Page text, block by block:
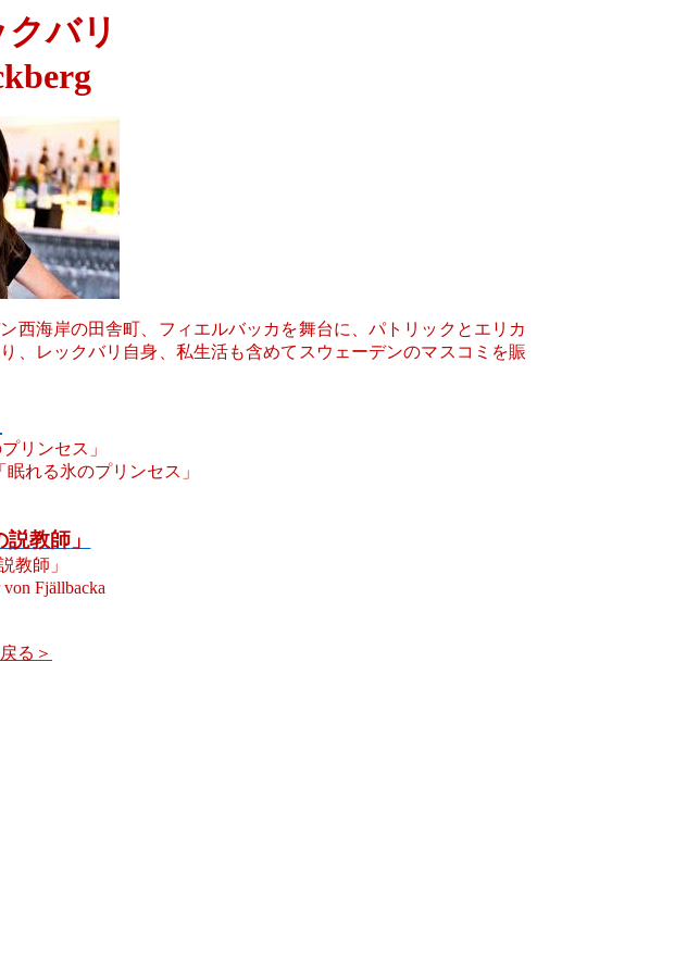
バリ
西海岸の田舎町、フィエルバッカを舞台に、パトリックとエリカ
、レックバリ自身、私生活も含めてスウェーデンのマスコミを賑
プリンセス」
「眠れる氷のプリンセス」
説教師」
教師」
von Fjällbacka
戻る ＞